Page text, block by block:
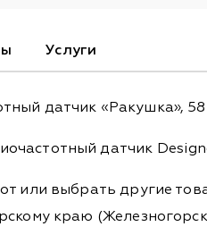
Услуги
датчик «Ракушка»,
датчик
или выбрать другие
краю